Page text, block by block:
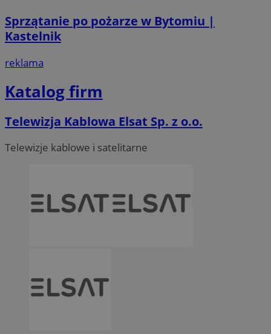
Sprzątanie po pożarze w Bytomiu |
Kastelnik
reklama
Katalog firm
Telewizja Kablowa Elsat Sp. z o.o.
Telewizje kablowe i satelitarne